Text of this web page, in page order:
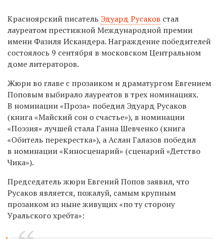
Красноярский писатель Эдуард Русаков стал
лауреатом престижной Международной премии
имени Фазиля Искандера. Награждение победителей
состоялось 9 сентября в московском Центральном
доме литераторов.
Жюри во главе с прозаиком и драматургом Евгением
Поповым выбирало лауреатов в трех номинациях.
В номинации «Проза» победил Эдуард Русаков
(книга «Майский сон о счастье»), в номинации
«Поэзия» лучшей стала Ганна Шевченко (книга
«Обитель перекрестка»), а Аслан Галазов победил
в номинации «Киносценарий» (сценарий «Детство
Чика»).
Председатель жюри Евгений Попов заявил, что
Русаков является, пожалуй, самым крупным
прозаиком из ныне живущих «по ту сторону
Уральского хребта»: